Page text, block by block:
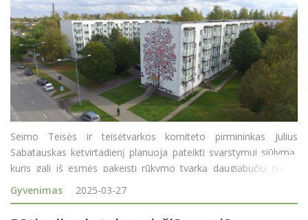
Seimo Teisės ir teisėtvarkos komiteto pirmininkas Julius
Sabatauskas ketvirtadienį planuoja pateikti svarstymui siūlymą,
kuris gali iš esmės pakeisti rūkymo tvarką daugiabučių namų
balkonuose, terasose ir lodžijose. Jei šiuo metu rūkyti
draudžiama, net jei tik vienas kaimynas prie&scar
Gyvenimas 2025-03-27